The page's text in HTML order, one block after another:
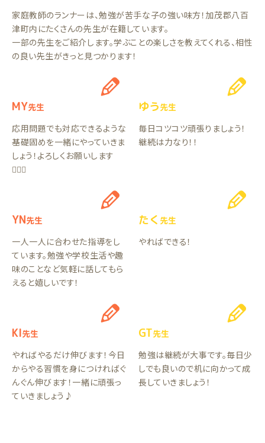
家庭教師のランナーは、勉強が苦手な子の強い味方！加茂郡八百
津町内にたくさんの先生が在籍しています。
一部の先生をご紹介します。学ぶことの楽しさを教えてくれる、相性
の良い先生がきっと見つかります！
MY先生
応用問題でも対応できるような
基礎固めを一緒にやっていきま
しょう！よろしくお願いします
🙇🏻‍♀️
ゆう先生
毎日コツコツ頑張りましょう！
継続は力なり！！
YN先生
一人一人に合わせた指導をし
ています。勉強や学校生活や趣
味のことなど気軽に話してもら
えると嬉しいです！
たく 先生
やればできる！
KI先生
やればやるだけ伸びます！今日
からやる習慣を身につければぐ
んぐん伸びます！一緒に頑張っ
ていきましょう♪
GT先生
勉強は継続が大事です。毎日少
しでも良いので机に向かって成
長していきましょう！